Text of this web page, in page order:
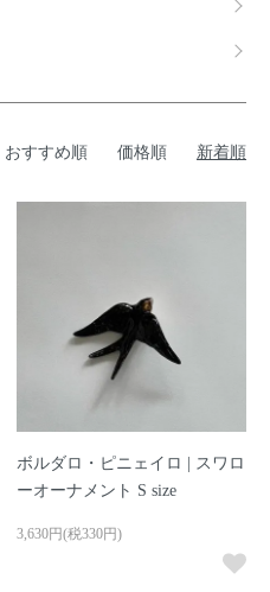
おすすめ順 価格順 新着順
ボルダロ・ピニェイロ | スワロ
ーオーナメント S size
3,630円(税330円)